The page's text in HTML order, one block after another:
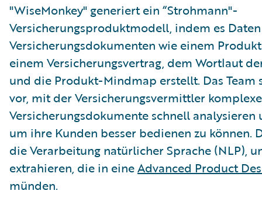
"WiseMonkey" generiert ein “Strohmann"-
Versicherungsproduktmodell, indem es
Versicherungsdokumenten wie einem
einem Versicherungsvertrag, dem Wortlaut
und die Produkt-Mindmap erstellt. Das Team
vor, mit der Versicherungsvermittler komplexe
Versicherungsdokumente schnell analysieren
um ihre Kunden besser bedienen zu können.
die Verarbeitung natürlicher Sprache (NLP),
extrahieren, die in eineAdvanced Product
münden.